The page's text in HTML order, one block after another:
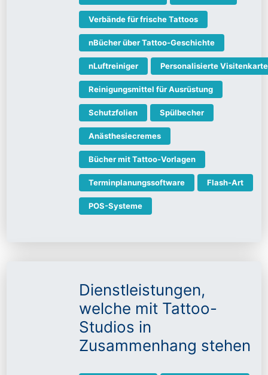
Verbände für frische Tattoos
nBücher über Tattoo-Geschichte
nLuftreiniger Personalisierte
Reinigungsmittel für Ausrüstung
Schutzfolien Spülbecher
Anästhesiecremes
Bücher mit Tattoo-Vorlagen
Terminplanungssoftware Flash-Art
POS-Systeme
Dienstleistungen,
welche mit Tattoo-
Studios in
Zusammenhang stehen